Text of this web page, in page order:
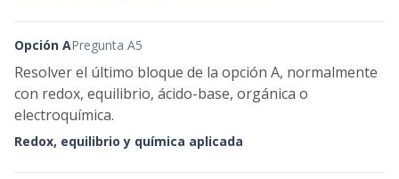
Opción APregunta A5
Resolver el último bloque de la opción A, normalmente
con redox, equilibrio, ácido-base, orgánica o
electroquímica.
Redox, equilibrio y química aplicada